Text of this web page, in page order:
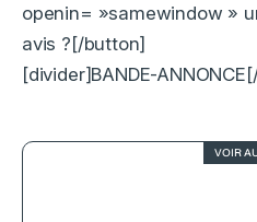
openin= »samewindow »
avis ?[/button]
[divider]BANDE-
VOIR